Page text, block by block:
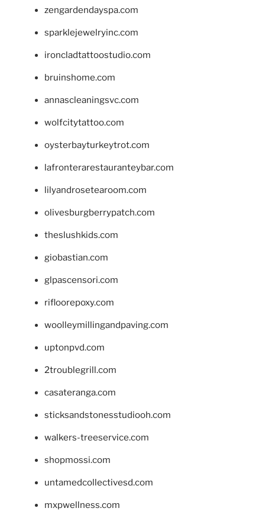
zengardendayspa.com
sparklejewelryinc.com
ironcladtattoostudio.com
bruinshome.com
annascleaningsvc.com
wolfcitytattoo.com
oysterbayturkeytrot.com
lafronterarestauranteybar.com
lilyandrosetearoom.com
olivesburgberrypatch.com
theslushkids.com
giobastian.com
glpascensori.com
rifloorepoxy.com
woolleymillingandpaving.com
uptonpvd.com
2troublegrill.com
casateranga.com
sticksandstonesstudiooh.com
walkers-treeservice.com
shopmossi.com
untamedcollectivesd.com
mxpwellness.com